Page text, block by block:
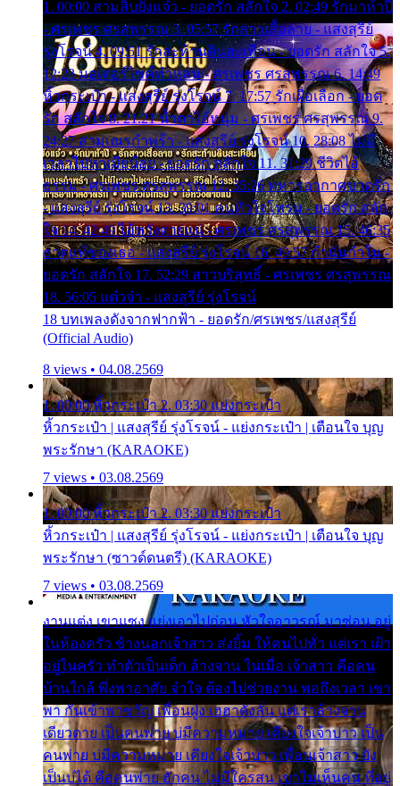
1. 00:00 สามสิบยังแจ๋ว - ยอดรัก สลักใจ 2. 02:49 รักมาห้าปี
- ศรเพชร ศรสุพรรณ 3. 05:57 รักสาวเสื้อลาย - แสงสุรีย์
รุ่งโรจน์ 4. 09:51 รักสะท้านดินสะเทือน - ยอดรัก สลักใจ 5.
12:23 มอเตอร์ไซค์ทำหล่น - ศรเพชร ศรสุพรรณ 6. 14:49
หิ้วกระเป๋า - แสงสุรีย์ รุ่งโรจน์ 7. 17:57 รักเผื่อเลือก - ยอด
รัก สลักใจ 8. 21:21 น้ำตาไอ้หนุ่ม - ศรเพชร ศรสุพรรณ 9.
24:27 สามเณรกำพร้า - แสงสุรีย์ รุ่งโรจน์ 10. 28:08 ไม่มี
เวลาไปหาเมียน้อย - ยอดรัก สลักใจ 11. 31:29 ชีวิตไอ้
ธรรม - ศรเพชร ศรสุพรรณ 12. 35:26 ทหารอากาศขาดรัก
- แสงสุรีย์ รุ่งโรจน์ 13. 39:01 คนหัวใจโทรม - ยอดรัก สลัก
ใจ 14. 42:49 ไอ้หวังตายแน่ - ศรเพชร ศรสุพรรณ 15. 46:35
ธาตุแท้ของเธอ - แสงสุรีย์ รุ่งโรจน์ 16. 49:57 กำนันกำใน -
ยอดรัก สลักใจ 17. 52:29 สาวบริสุทธิ์ - ศรเพชร ศรสุพรรณ
18. 56:05 แต๋วจ๋า - แสงสุรีย์ รุ่งโรจน์
18 บทเพลงดังจากฟากฟ้า - ยอดรัก/ศรเพชร/แสงสุรีย์
(Official Audio)
8 views • 04.08.2569
1. 00:00 หิ้วกระเป๋า 2. 03:30 แย่งกระเป๋า
หิ้วกระเป๋า | แสงสุรีย์ รุ่งโรจน์ - แย่งกระเป๋า | เตือนใจ บุญ
พระรักษา (KARAOKE)
7 views • 03.08.2569
1. 00:00 หิ้วกระเป๋า 2. 03:30 แย่งกระเป๋า
หิ้วกระเป๋า | แสงสุรีย์ รุ่งโรจน์ - แย่งกระเป๋า | เตือนใจ บุญ
พระรักษา (ซาวด์ดนตรี) (KARAOKE)
7 views • 03.08.2569
งานแต่ง เขาแซง แย่งเอาไปก่อน หัวใจอาวรณ์ มาซ่อน อยู่
ในห้องครัว ข้างนอกเจ้าสาว ส่งยิ้ม ให้คนไปทั่ว แต่เรา เฝ้า
อยู่ในครัว ทำตัวเป็นเด็ก ล้างจาน ในเมื่อ เจ้าสาว คือคน
บ้านใกล้ พึ่งพาอาศัย จำใจ ต้องไปช่วยงาน พอถึงเวลา เขา
พา กันเข้าพาขวัญ เพื่อนฝูง เฮฮาดังลั่น แต่เราล้างจาน
เดียวดาย เป็นคนพ่าย บ่มีความหมาย เคียงใจเจ้าบ่าว เป็น
คนพ่าย บ่มีความหมาย เคียงใจเจ้าบ่าว เพื่อนเจ้าสาว ยัง
เป็นบ่ได้ คือคนพ่าย ฮักคน ไม่มีใครสน เขาไม่เห็นคน ที่อยู่